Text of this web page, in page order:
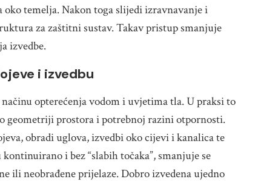
temelja. Nakon toga slijedi izravnavanje i
za zaštitni sustav. Takav pristup smanjuje
izvedbe.
i izvedbu
opterećenja vodom i uvjetima tla. U praksi to
geometriji prostora i potrebnoj razini otpornosti.
obradi uglova, izvedbi oko cijevi i kanalica te
i bez “slabih točaka”, smanjuje se
ili neobrađene prijelaze. Dobro izvedena ujedno